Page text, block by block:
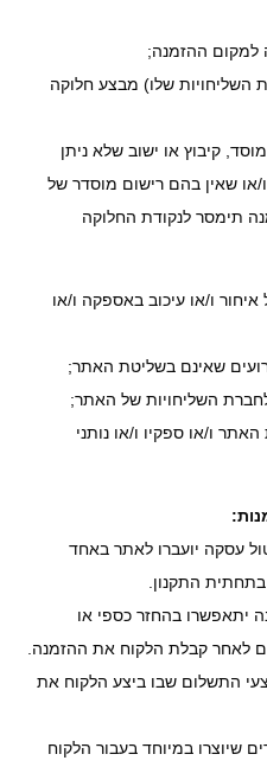
למקום ההזמנה;
השליחויות שלו) מבצע חלוקה
קיבוץ או ישוב שלא ניתן
או שאין בהם רישום מוסדר של
תימסר לנקודת החלוקה
ו/או עיכוב באספקה ו/או
שאינם בשליטת האתר;
השליחויות של האתר;
ו/או ספקיו ו/או נותני
עסקה יועברו לאתר באחד
התקנון.
יתאפשרו בהחזר כספי או
התשלום שבו ביצע הלקוח את
שיוצרו במיוחד בעבור הלקוח